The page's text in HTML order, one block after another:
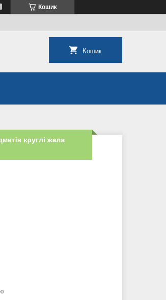
Кошик
Кошик
круглі жала